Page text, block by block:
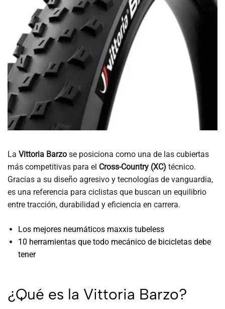
La Vittoria Barzo se posiciona como una de las cubiertas
más competitivas para el Cross-Country (XC) técnico.
Gracias a su diseño agresivo y tecnologías de vanguardia,
es una referencia para ciclistas que buscan un equilibrio
entre tracción, durabilidad y eficiencia en carrera.
Los mejores neumáticos maxxis tubeless
10 herramientas que todo mecánico de bicicletas debe
tener
¿Qué es la Vittoria Barzo?